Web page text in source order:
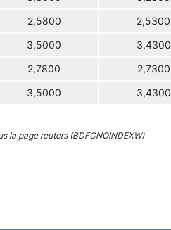
2,5800 2,5300
3,5000 3,4300
2,7800 2,7300
3,5000 3,4300
la page reuters (BDFCNOINDEXW)